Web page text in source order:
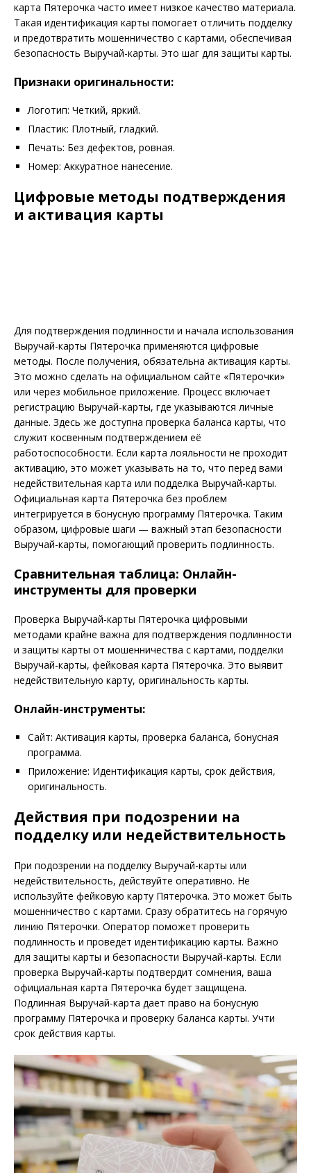
карта Пятерочка часто имеет низкое качество материала.
Такая идентификация карты помогает отличить подделку
и предотвратить мошенничество с картами, обеспечивая
безопасность Выручай-карты. Это шаг для защиты карты.
Признаки оригинальности:
Логотип: Четкий, яркий.
Пластик: Плотный, гладкий.
Печать: Без дефектов, ровная.
Номер: Аккуратное нанесение.
Цифровые методы подтверждения
и активация карты
Для подтверждения подлинности и начала использования
Выручай-карты Пятерочка применяются цифровые
методы. После получения, обязательна активация карты.
Это можно сделать на официальном сайте «Пятерочки»
или через мобильное приложение. Процесс включает
регистрацию Выручай-карты, где указываются личные
данные. Здесь же доступна проверка баланса карты, что
служит косвенным подтверждением её
работоспособности. Если карта лояльности не проходит
активацию, это может указывать на то, что перед вами
недействительная карта или подделка Выручай-карты.
Официальная карта Пятерочка без проблем
интегрируется в бонусную программу Пятерочка. Таким
образом, цифровые шаги — важный этап безопасности
Выручай-карты, помогающий проверить подлинность.
Сравнительная таблица: Онлайн-
инструменты для проверки
Проверка Выручай-карты Пятерочка цифровыми
методами крайне важна для подтверждения подлинности
и защиты карты от мошенничества с картами, подделки
Выручай-карты, фейковая карта Пятерочка. Это выявит
недействительную карту, оригинальность карты.
Онлайн-инструменты:
Сайт: Активация карты, проверка баланса, бонусная
программа.
Приложение: Идентификация карты, срок действия,
оригинальность.
Действия при подозрении на
подделку или недействительность
При подозрении на подделку Выручай-карты или
недействительность, действуйте оперативно. Не
используйте фейковую карту Пятерочка. Это может быть
мошенничество с картами. Сразу обратитесь на горячую
линию Пятерочки. Оператор поможет проверить
подлинность и проведет идентификацию карты. Важно
для защиты карты и безопасности Выручай-карты. Если
проверка Выручай-карты подтвердит сомнения, ваша
официальная карта Пятерочка будет защищена.
Подлинная Выручай-карта дает право на бонусную
программу Пятерочка и проверку баланса карты. Учти
срок действия карты.